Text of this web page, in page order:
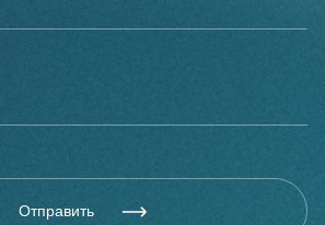
Отправить